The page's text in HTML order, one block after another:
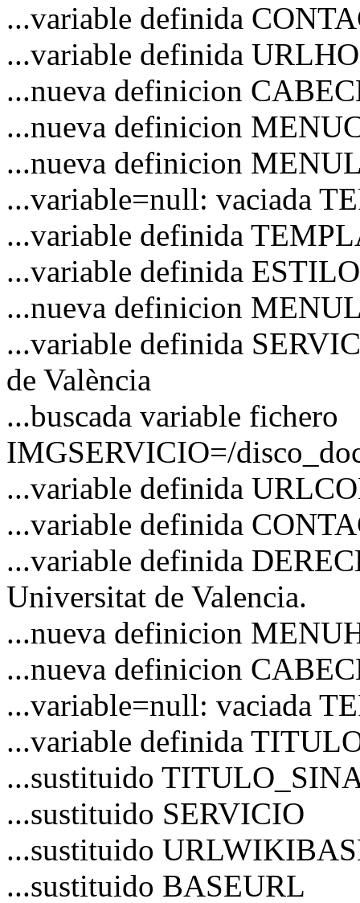
...variable definida
...variable definida
...nueva definicion
...nueva definicion
...nueva definicion
...variable=null: vaciada
...variable definida
...variable definida
...nueva definicion
...variable definida
de València
...buscada variable fichero
IMGSERVICIO=/
...variable definida
...variable definida
...variable definida
Universitat de Valencia.
...nueva definicion
...nueva definicion
...variable=null: vaciada
...variable definida
...sustituido
...sustituido SERVICIO
...sustituido
...sustituido BASEURL